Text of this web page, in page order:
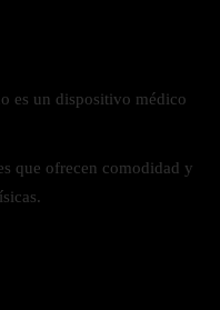
es un dispositivo médico
que ofrecen comodidad y